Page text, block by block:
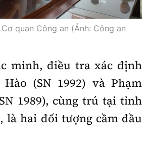
Bộ Xây dựng
BVHTTDL, cấp ngày 1/4/2025.
Công Hoan, phường Giảng Võ,
quan Công an (Ảnh: Công an
minh, điều tra xác định
Hào (SN 1992) và Phạm
1989), cùng trú tại tỉnh
là hai đối tượng cầm đầu